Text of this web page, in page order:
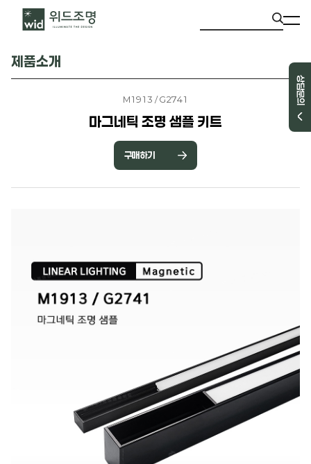
상담문의
제품소개
M1913 / G2741
마그네틱 조명 샘플 키트
구매하기